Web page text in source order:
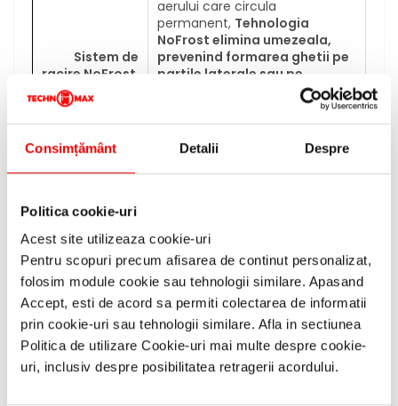
Consimțământ Detalii Despre
Politica cookie-uri
Acest site utilizeaza cookie-uri
Pentru scopuri precum afisarea de continut personalizat,
folosim module cookie sau tehnologii similare. Apasand
Accept, esti de acord sa permiti colectarea de informatii
prin cookie-uri sau tehnologii similare. Afla in sectiunea
Politica de utilizare Cookie-uri mai multe despre cookie-
uri, inclusiv despre posibilitatea retragerii acordului.
Sistem de
racire NoFrost
aerului care circula
permanent, Tehnologia
NoFrost elimina umezeala,
prevenind formarea ghetii pe
partile laterale sau pe
economiseste nu doar timp si
efort, ci si energie electrica,
deoarece un congelator fara
gheata este pur si simplu
eficient
Functie
Vacanta
(Holiday)
dincompartimentul de
frigider la +14°Csi cea
dincongelator la aproximativ
−18°C, protejand astfel
alimentele congelate
siimpiedicand risipa de
energie